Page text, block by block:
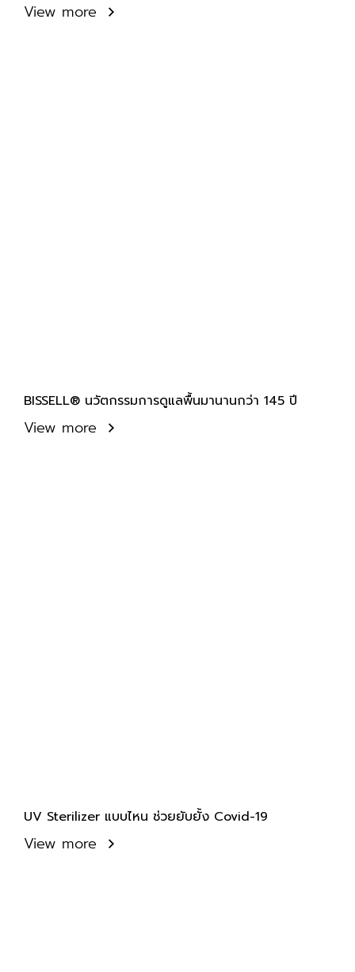
View more
BISSELL® นวัตกรรมการดูแลพื้นมานานกว่า 145 ปี
View more
UV Sterilizer แบบไหน ช่วยยับยั้ง Covid-19
View more